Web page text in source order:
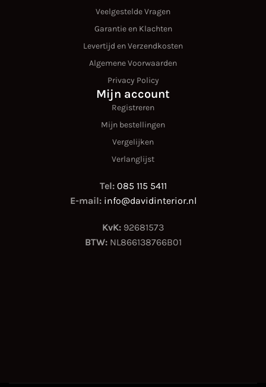
Veelgestelde Vragen
Garantie en Klachten
Levertijd en Verzendkosten
Algemene Voorwaarden
Privacy Policy
Mijn account
Registreren
Mijn bestellingen
Vergelijken
Verlanglijst
Tel: 085 115 5411
E-mail: info@davidinterior.nl
KvK: 92681573
BTW: NL866138766B01